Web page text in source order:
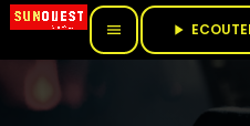
menu play_arrow